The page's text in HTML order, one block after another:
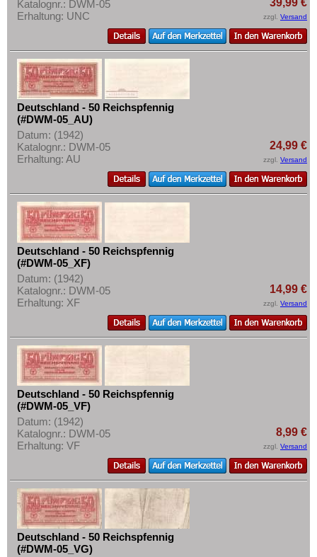
Mehr über...
Zahlungsbedingungen
Privatsphäre und Datenschutz
Widerrufsbelehrung
Liefer- und Versandkosten
AGB
Impressum
Katalognr.: DWM-05
Erhaltung: UNC
39,99 €
zzgl. Versand
Deutschland - 50 Reichspfennig
(#DWM-05_AU)
Datum: (1942)
Katalognr.: DWM-05
Erhaltung: AU
24,99 €
zzgl. Versand
Deutschland - 50 Reichspfennig
(#DWM-05_XF)
Datum: (1942)
Katalognr.: DWM-05
Erhaltung: XF
14,99 €
zzgl. Versand
Deutschland - 50 Reichspfennig
(#DWM-05_VF)
Datum: (1942)
Katalognr.: DWM-05
Erhaltung: VF
8,99 €
zzgl. Versand
Deutschland - 50 Reichspfennig
(#DWM-05_VG)